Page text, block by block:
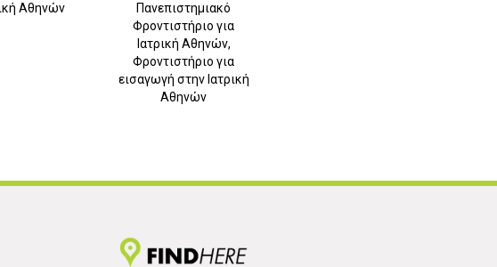
Αθηνών
Πανεπιστημιακό
Φροντιστήριο για
Ιατρική Αθηνών,
Φροντιστήριο για
εισαγωγή στην Ιατρική
Αθηνών
5